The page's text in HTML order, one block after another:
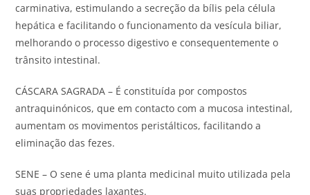
carminativa, estimulando a secreção da bílis pela célula
hepática e facilitando o funcionamento da vesícula biliar,
melhorando o processo digestivo e consequentemente o
trânsito intestinal.
CÁSCARA SAGRADA – É constituída por compostos
antraquinónicos, que em contacto com a mucosa intestinal,
aumentam os movimentos peristálticos, facilitando a
eliminação das fezes.
SENE – O sene é uma planta medicinal muito utilizada pela
suas propriedades laxantes.